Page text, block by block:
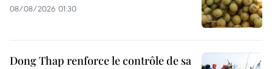
08/08/2026 01:30
Dong Thap renforce le contrôle de sa